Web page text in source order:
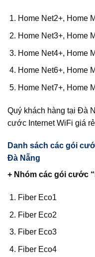
Home Net2+, Home
Home Net3+, Home
Home Net4+, Home
Home Net6+, Home
Home Net7+, Home
Quý khách hàng tại Đà
cước Internet WiFi giá
Danh sách các gói
Đà Nẵng
+ Nhóm các gói cước
Fiber Eco1
Fiber Eco2
Fiber Eco3
Fiber Eco4